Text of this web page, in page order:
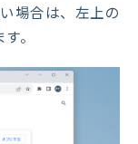
場合は、左上の
。